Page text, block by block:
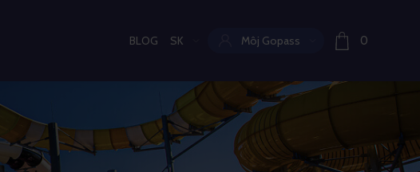
BLOG Aktuální jazyk:
SK Môj Gopass 0